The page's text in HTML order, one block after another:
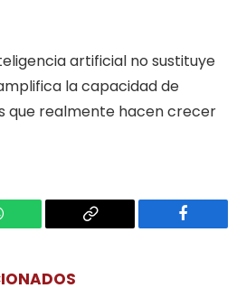
artificial no sustituye
la capacidad de
que realmente hacen crecer
Copy
Facebook